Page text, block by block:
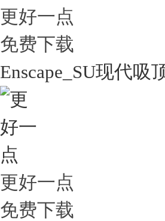
更好一点
免费下载
Enscape_SU现代吸
更好一点
免费下载